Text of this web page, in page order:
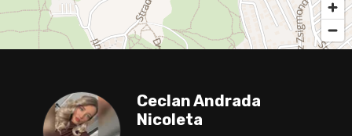
Ceclan Andrada
Nicoleta